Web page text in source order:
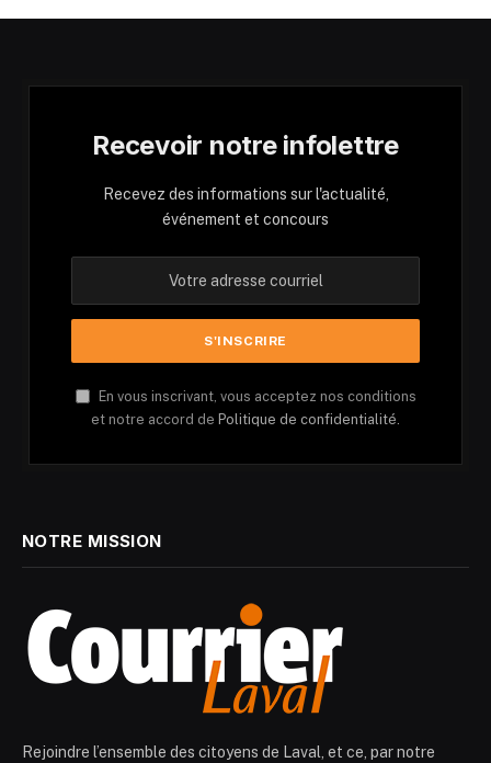
Recevoir notre infolettre
Recevez des informations sur l'actualité,
événement et concours
En vous inscrivant, vous acceptez nos conditions
et notre accord de Politique de confidentialité.
NOTRE MISSION
Rejoindre l’ensemble des citoyens de Laval, et ce, par notre